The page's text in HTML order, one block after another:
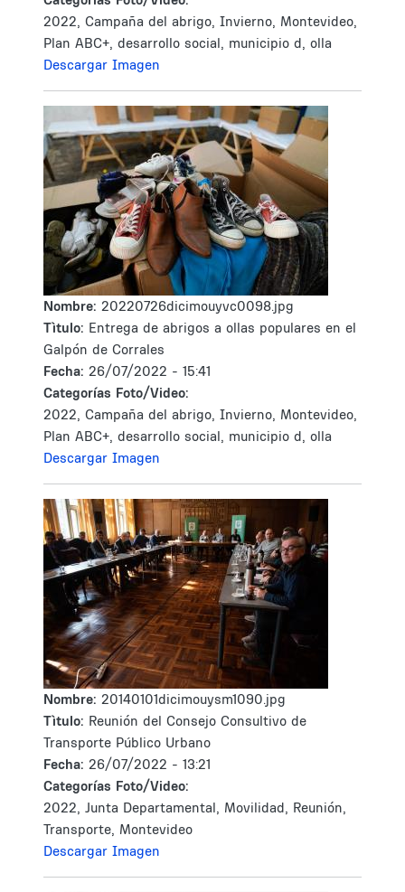
2022, Campaña del abrigo, Invierno, Montevideo,
Plan ABC+, desarrollo social, municipio d, olla
Descargar Imagen
Nombre: 20220726dicimouyvc0098.jpg
Tìtulo: Entrega de abrigos a ollas populares en el
Galpón de Corrales
Fecha: 26/07/2022 - 15:41
Categorías Foto/Video:
2022, Campaña del abrigo, Invierno, Montevideo,
Plan ABC+, desarrollo social, municipio d, olla
Descargar Imagen
Nombre: 20140101dicimouysm1090.jpg
Tìtulo: Reunión del Consejo Consultivo de
Transporte Público Urbano
Fecha: 26/07/2022 - 13:21
Categorías Foto/Video:
2022, Junta Departamental, Movilidad, Reunión,
Transporte, Montevideo
Descargar Imagen